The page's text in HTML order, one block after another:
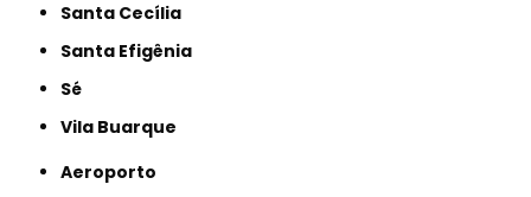
Santa Cecília
Santa Efigênia
Sé
Vila Buarque
Aeroporto